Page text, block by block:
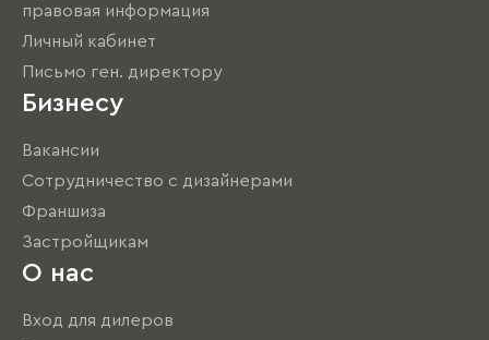
правовая информация
Личный кабинет
Письмо ген. директору
Бизнесу
Вакансии
Сотрудничество с дизайнерами
Франшиза
Застройщикам
О нас
Вход для дилеров